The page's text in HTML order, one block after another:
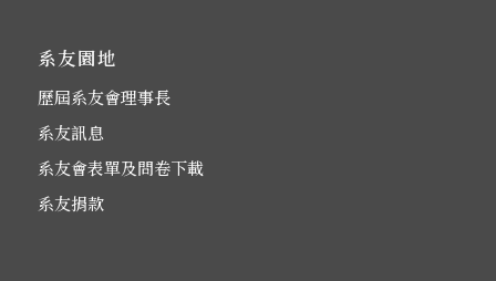
系友園地
歷屆系友會理事長
系友訊息
系友會表單及問卷下載
系友捐款